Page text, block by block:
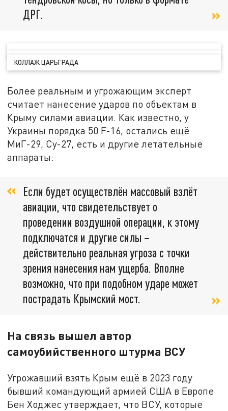
ДРГ.
КОЛЛАЖ ЦАРЬГРАДА
Более реальным и угрожающим эксперт
считает нанесение ударов по объектам в
Крыму силами авиации. Как известно, у
Украины порядка 50 F-16, остались ещё
МиГ-29, Су-27, есть и другие летательные
аппараты:
Если будет осуществлён массовый взлёт
авиации, что свидетельствует о
проведении воздушной операции, к этому
подключатся и другие силы –
действительно реальная угроза с точки
зрения нанесения нам ущерба. Вполне
возможно, что при подобном ударе может
пострадать Крымский мост.
На связь вышел автор
самоубийственного штурма ВСУ
Угрожавший взять Крым ещё в 2023 году
бывший командующий армией США в Европе
Бен Ходжес утверждает, что ВСУ, которые